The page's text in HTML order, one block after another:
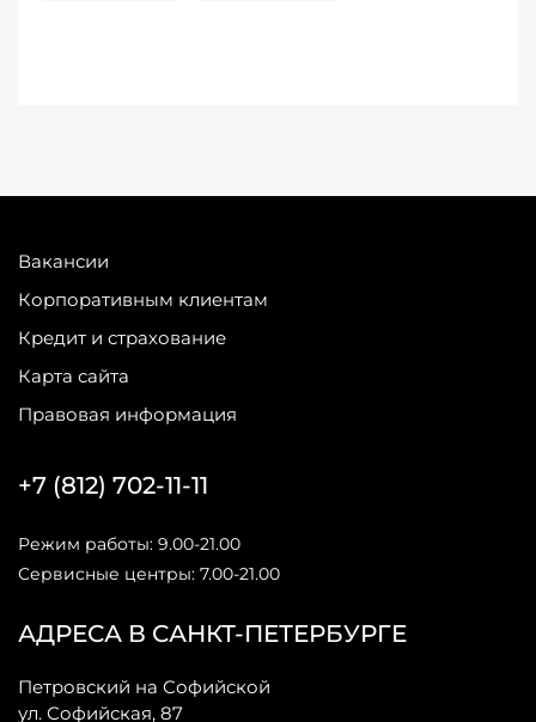
Вакансии
Корпоративным клиентам
Кредит и страхование
Карта сайта
Правовая информация
АДРЕСА В САНКТ-ПЕТЕРБУРГЕ
Петровский на Софийской
ул. Софийская, 87
+7 (812) 702-11-11
Режим работы: 9.00-21.00
Сервисные центры: 7.00-21.00